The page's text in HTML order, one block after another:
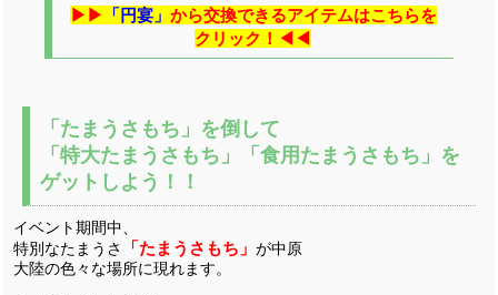
▶▶ 「円宴」 から交換できるアイテムはこちらを
クリック！◀◀
「たまうさもち」を倒して
「特大たまうさもち」「食用たまうさもち」を
ゲットしよう！！
イベント期間中、
特別なたまうさ
「たまうさもち」が中原
大陸の色々な場所に現れます。